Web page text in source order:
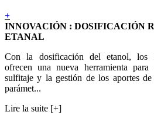
+
INNOVACIÓN : DOSIFICACIÓN
ETANAL
Con la dosificación del etanol, los
ofrecen una nueva herramienta
sulfitaje y la gestión de los aportes
parámet...
Lire la suite [+]